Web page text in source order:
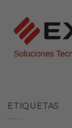
ETIQUETAS